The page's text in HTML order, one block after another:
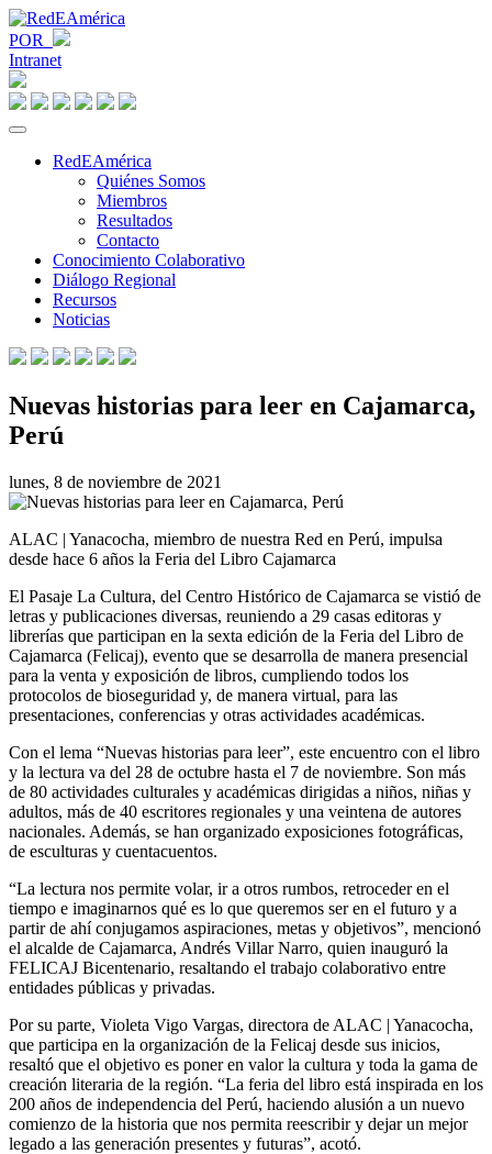
POR
Intranet
RedEAmérica
Quiénes Somos
Miembros
Resultados
Contacto
Conocimiento Colaborativo
Diálogo Regional
Recursos
Noticias
Nuevas historias para leer en Cajamarca,
Perú
lunes, 8 de noviembre de 2021
ALAC | Yanacocha, miembro de nuestra Red en Perú, impulsa
desde hace 6 años la Feria del Libro Cajamarca
El Pasaje La Cultura, del Centro Histórico de Cajamarca se vistió de
letras y publicaciones diversas, reuniendo a 29 casas editoras y
librerías que participan en la sexta edición de la Feria del Libro de
Cajamarca (Felicaj), evento que se desarrolla de manera presencial
para la venta y exposición de libros, cumpliendo todos los
protocolos de bioseguridad y, de manera virtual, para las
presentaciones, conferencias y otras actividades académicas.
Con el lema “Nuevas historias para leer”, este encuentro con el libro
y la lectura va del 28 de octubre hasta el 7 de noviembre. Son más
de 80 actividades culturales y académicas dirigidas a niños, niñas y
adultos, más de 40 escritores regionales y una veintena de autores
nacionales. Además, se han organizado exposiciones fotográficas,
de esculturas y cuentacuentos.
“La lectura nos permite volar, ir a otros rumbos, retroceder en el
tiempo e imaginarnos qué es lo que queremos ser en el futuro y a
partir de ahí conjugamos aspiraciones, metas y objetivos”, mencionó
el alcalde de Cajamarca, Andrés Villar Narro, quien inauguró la
FELICAJ Bicentenario, resaltando el trabajo colaborativo entre
entidades públicas y privadas.
Por su parte, Violeta Vigo Vargas, directora de ALAC | Yanacocha,
que participa en la organización de la Felicaj desde sus inicios,
resaltó que el objetivo es poner en valor la cultura y toda la gama de
creación literaria de la región. “La feria del libro está inspirada en los
200 años de independencia del Perú, haciendo alusión a un nuevo
comienzo de la historia que nos permita reescribir y dejar un mejor
legado a las generación presentes y futuras”, acotó.